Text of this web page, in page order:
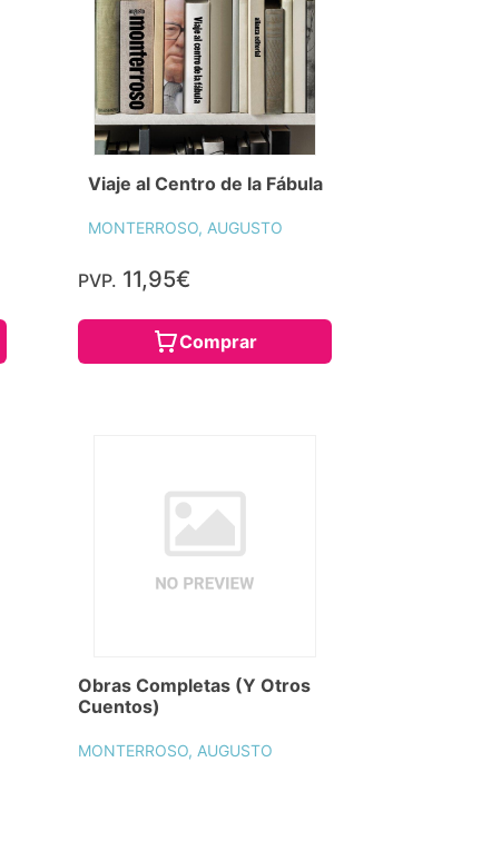
Viaje al Centro de la Fábula
MONTERROSO, AUGUSTO
PVP. 11,95€
Comprar
Obras Completas (Y Otros
Cuentos)
MONTERROSO, AUGUSTO